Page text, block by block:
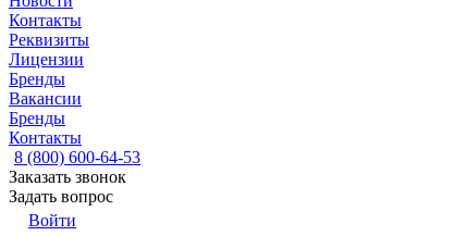
Контакты
Реквизиты
Лицензии
Бренды
Вакансии
Бренды
Контакты
8 (800) 600-64-53
Заказать звонок
Задать вопрос
Войти